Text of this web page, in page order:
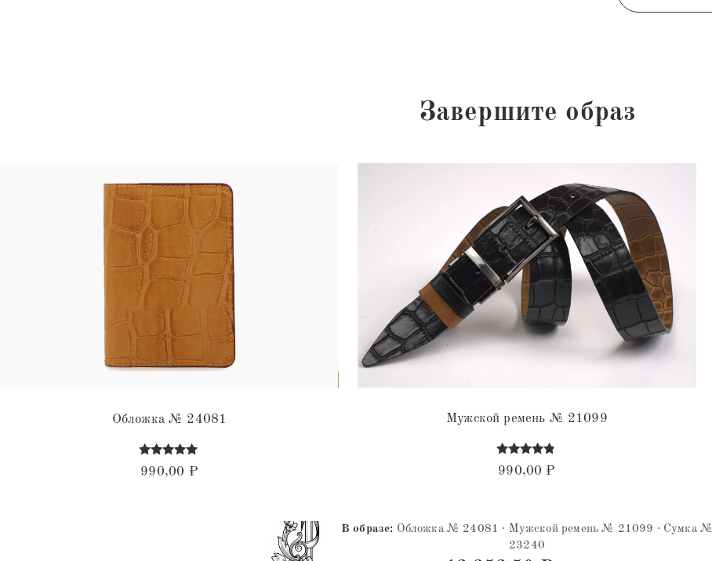
Завершите образ
Обложка № 24081
Оценка
5.00
990,00 ₽
Мужской ремень № 21099
Оценка
4.66
990,00 ₽
В образе: Обложка № 24081 · Мужской ремень № 21099 · Сумка №
23240